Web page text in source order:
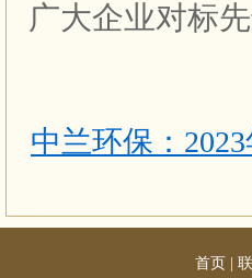
广大企业对标
中兰环保：
首页